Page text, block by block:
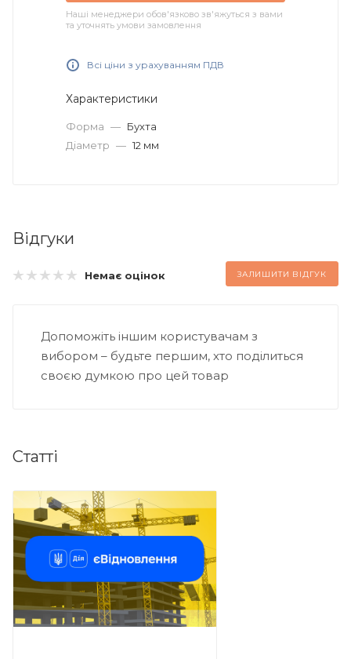
Наші менеджери обов'язково зв'яжуться з вами
та уточнять умови замовлення
Всі ціни з урахуванням ПДВ
Характеристики
Форма — Бухта
Діаметр — 12 мм
Відгуки
Немає оцінок ЗАЛИШИТИ ВІДГУК
Допоможіть іншим користувачам з
вибором – будьте першим, хто поділиться
своєю думкою про цей товар
Статті